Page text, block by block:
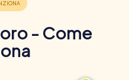
- Come